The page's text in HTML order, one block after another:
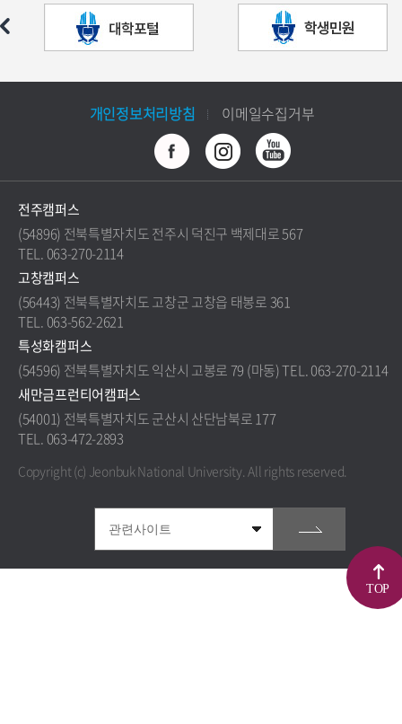
개인정보처리방침 이메일수집거부
전주캠퍼스
(54896) 전북특별자치도 전주시 덕진구 백제대로 567
TEL. 063-270-2114
고창캠퍼스
(56443) 전북특별자치도 고창군 고창읍 태봉로 361
TEL. 063-562-2621
특성화캠퍼스
(54596) 전북특별자치도 익산시 고봉로 79 (마동) TEL. 063-270-2114
새만금프런티어캠퍼스
(54001) 전북특별자치도 군산시 산단남북로 177
TEL. 063-472-2893
Copyright (c) Jeonbuk National University.All rights reserved.
TOP